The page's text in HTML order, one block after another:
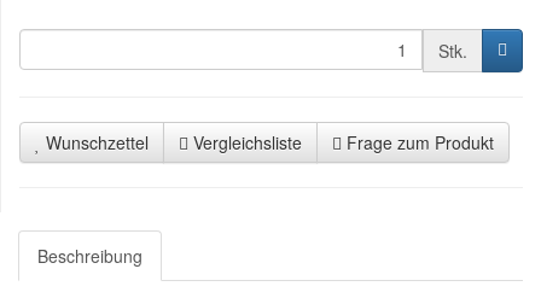
Stk.
Wunschzettel Vergleichsliste Frage zum Produkt
Beschreibung